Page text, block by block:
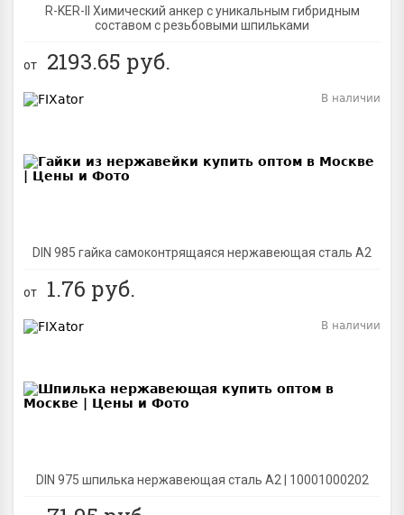
R-KER-II Химический анкер с уникальным гибридным
составом с резьбовыми шпильками
от 2193.65 руб.
DIN 985 гайка самоконтрящаяся нержавеющая сталь A2
В наличии
от 1.76 руб.
DIN 975 шпилька нержавеющая сталь A2 | 10001000202
В наличии